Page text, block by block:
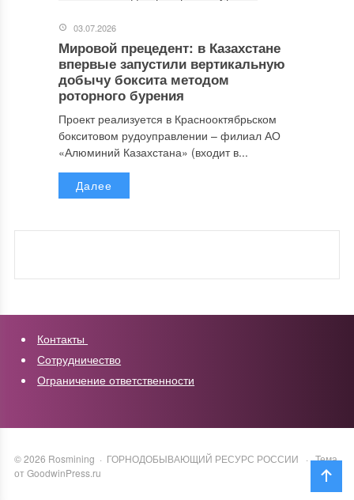
03.07.2026
Мировой прецедент: в Казахстане
впервые запустили вертикальную
добычу боксита методом
роторного бурения
Проект реализуется в Краснооктябрьском
бокситовом рудоуправлении – филиал АО
«Алюминий Казахстана» (входит в...
Далее
Контакты
Сотрудничество
Ограничение ответственности
©2026 Rosmining · ГОРНОДОБЫВАЮЩИЙ РЕСУРС РОССИИ ·Тема
от GoodwinPress.ru